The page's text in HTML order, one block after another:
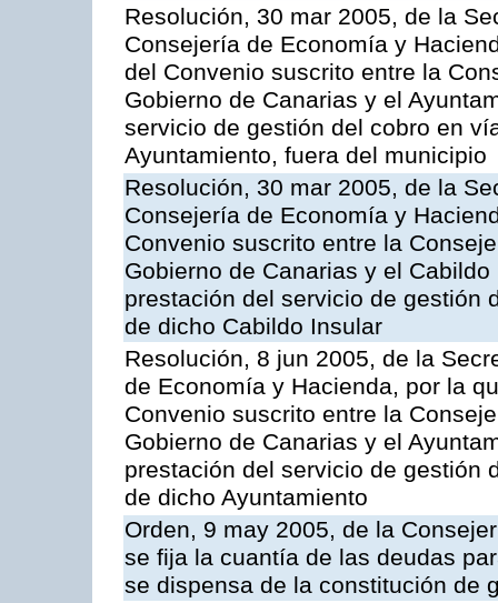
Resolución, 30 mar 2005, de la
Consejería de Economía y
del Convenio suscrito entre la
Gobierno de Canarias y el
servicio de gestión del cobro en
Ayuntamiento, fuera del municipio
Resolución, 30 mar 2005, de la
Consejería de Economía y
Convenio suscrito entre la
Gobierno de Canarias y el
prestación del servicio de gestión
de dicho Cabildo Insular
Resolución, 8 jun 2005, de la
de Economía y Hacienda, por la
Convenio suscrito entre la
Gobierno de Canarias y el
prestación del servicio de gestión
de dicho Ayuntamiento
Orden, 9 may 2005, de la
se fija la cuantía de las deudas
se dispensa de la constitución de